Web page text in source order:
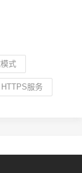
式
服务